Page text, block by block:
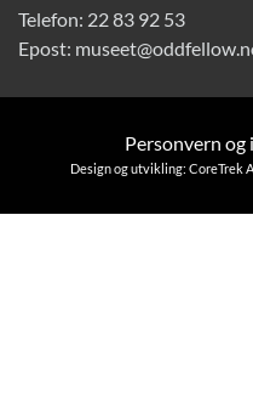
Telefon: 22 83 92 53
Epost:
Personvern
Design og utvikling: CoreTrek